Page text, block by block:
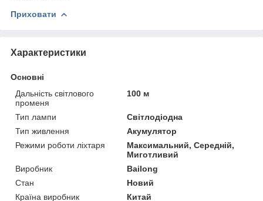
Приховати
Характеристики
Основні
Дальність світлового
променя
100 м
Тип лампи
Світлодіодна
Тип живлення
Акумулятор
Режими роботи ліхтаря
Максимальний, Середній,
Миготливий
Виробник
Bailong
Стан
Новий
Країна виробник
Китай